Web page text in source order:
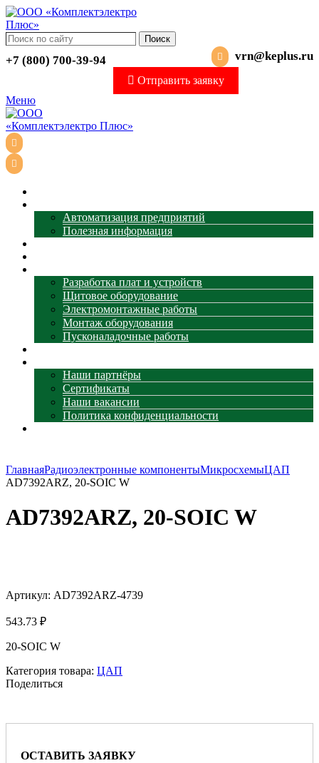
Поиск
vrn@keplus.ru
+7 (800) 700-39-94
Отправить заявку
Меню
Автоматизация предприятий
Полезная информация
Разработка плат и устройств
Щитовое оборудование
Электромонтажные работы
Монтаж оборудования
Пусконаладочные работы
Наши партнёры
Сертификаты
Наши вакансии
Политика конфиденциальности
ГлавнаяРадиоэлектронные компонентыМикросхемыЦАП
AD7392ARZ, 20-SOIC W
AD7392ARZ, 20-SOIC W
Артикул: AD7392ARZ-4739
543.73 ₽
20-SOIC W
Категория товара: ЦАП
Поделиться
ОСТАВИТЬ ЗАЯВКУ